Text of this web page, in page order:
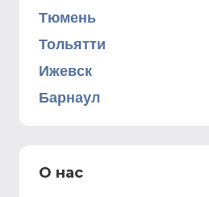
Тюмень
Тольятти
Ижевск
Барнаул
О нас